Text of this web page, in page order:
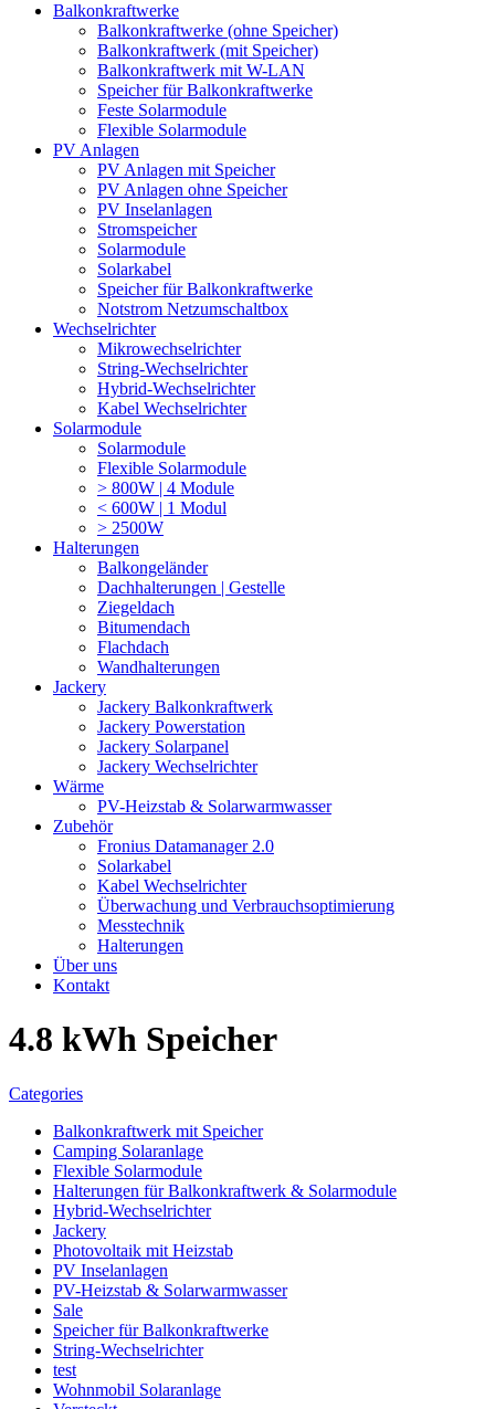
Balkonkraftwerke
Balkonkraftwerke (ohne Speicher)
Balkonkraftwerk (mit Speicher)
Balkonkraftwerk mit W-LAN
Speicher für Balkonkraftwerke
Feste Solarmodule
Flexible Solarmodule
PV Anlagen
PV Anlagen mit Speicher
PV Anlagen ohne Speicher
PV Inselanlagen
Stromspeicher
Solarmodule
Solarkabel
Speicher für Balkonkraftwerke
Notstrom Netzumschaltbox
Wechselrichter
Mikrowechselrichter
String-Wechselrichter
Hybrid-Wechselrichter
Kabel Wechselrichter
Solarmodule
Solarmodule
Flexible Solarmodule
> 800W | 4 Module
< 600W | 1 Modul
> 2500W
Halterungen
Balkongeländer
Dachhalterungen | Gestelle
Ziegeldach
Bitumendach
Flachdach
Wandhalterungen
Jackery
Jackery Balkonkraftwerk
Jackery Powerstation
Jackery Solarpanel
Jackery Wechselrichter
Wärme
PV-Heizstab & Solarwarmwasser
Zubehör
Fronius Datamanager 2.0
Solarkabel
Kabel Wechselrichter
Überwachung und Verbrauchsoptimierung
Messtechnik
Halterungen
Über uns
Kontakt
4.8 kWh Speicher
Categories
Balkonkraftwerk mit Speicher
Camping Solaranlage
Flexible Solarmodule
Halterungen für Balkonkraftwerk & Solarmodule
Hybrid-Wechselrichter
Jackery
Photovoltaik mit Heizstab
PV Inselanlagen
PV-Heizstab & Solarwarmwasser
Sale
Speicher für Balkonkraftwerke
String-Wechselrichter
test
Wohnmobil Solaranlage